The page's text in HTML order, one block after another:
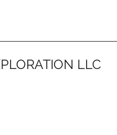
LLC